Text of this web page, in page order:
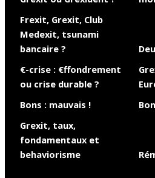
Frexit, Grexit, Club
Medexit, tsunami
bancaire ?
€-crise : €ffondrement
ou crise durable ?
Bons : mauvais !
Grexit, taux,
fondamentaux et
behaviorisme